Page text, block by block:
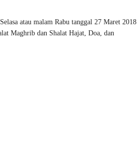
atau malam Rabu tanggal 27 Maret 2018
Maghrib dan Shalat Hajat, Doa, dan